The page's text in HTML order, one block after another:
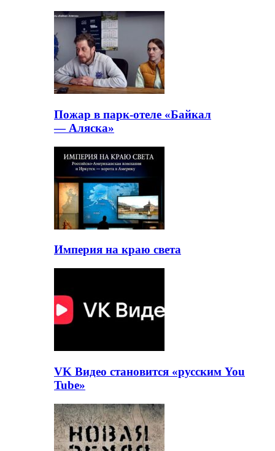
Пожар в парк-отеле «Байкал
— Аляска»
Империя на краю света
VK Видео становится «русским You
Tube»